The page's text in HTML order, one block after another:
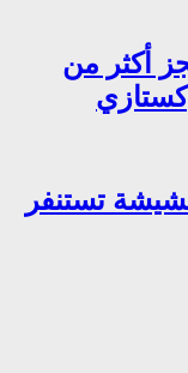
أكثر من
تستنفر